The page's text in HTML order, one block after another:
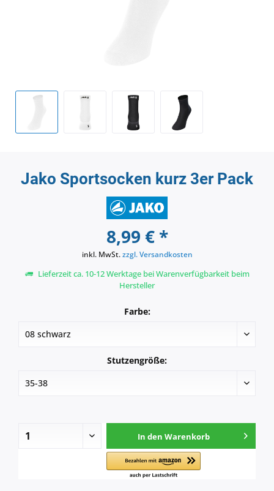
Jako Sportsocken kurz 3er Pack
8,99 € *
inkl. MwSt.zzgl. Versandkosten
Lieferzeit ca. 10-12 Werktage bei Warenverfügbarkeit beim
Hersteller
Farbe:
Stutzengröße:
In den Warenkorb